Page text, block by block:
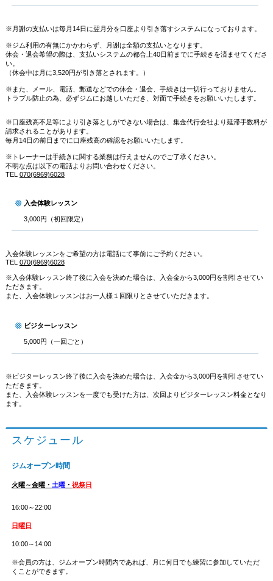
※月謝の支払いは毎月14日に翌月分を口座より引き落すシステムになっております。
※ジム利用の有無にかかわらず、月謝は全額の支払いとなります。
休会・退会希望の際は、支払いシステムの都合上40日前までに手続きを済ませてくださ
い。
（休会中は月に3,520円が引き落とされます。）
※また、メール、電話、郵送などでの休会・退会、手続きは一切行っておりません。
トラブル防止の為、必ずジムにお越しいただき、対面で手続きをお願いいたします。
※口座残高不足等により引き落としができない場合は、集金代行会社より延滞手数料が
請求されることがあります。
毎月14日の前日までに口座残高の確認をお願いいたします。
※トレーナーは手続きに関する業務は行えませんのでご了承ください。
不明な点は以下の電話よりお問い合わせください。
TEL 070(6969)6028
入会体験レッスン
3,000円（初回限定）
入会体験レッスンをご希望の方は電話にて事前にご予約ください。
TEL 070(6969)6028
※入会体験レッスン終了後に入会を決めた場合は、入会金から3,000円を割引させてい
ただきます。
また、入会体験レッスンはお一人様１回限りとさせていただきます。
ビジターレッスン
5,000円（一回ごと）
※ビジターレッスン終了後に入会を決めた場合は、入会金から3,000円を割引させてい
ただきます。
また、入会体験レッスンを一度でも受けた方は、次回よりビジターレッスン料金となり
ます。
スケジュール
ジムオープン時間
火曜～金曜・ 土曜・ 祝祭日
16:00～22:00
日曜日
10:00～14:00
※会員の方は、ジムオープン時間内であれば、月に何日でも練習に参加していただ
くことができます。